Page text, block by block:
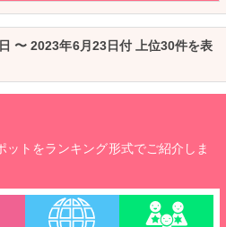
〜 2023年6月23日付 上位30件を表
トをランキング形式でご紹介しま